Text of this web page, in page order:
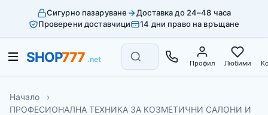
Сигурно пазаруване
Доставка до 24–48 часа
Проверени доставчици
14 дни право на връщане
Профил Любими
Начало
ПРОФЕСИОНАЛНА ТЕХНИКА ЗА КОЗМЕТИЧНИ САЛОНИ И